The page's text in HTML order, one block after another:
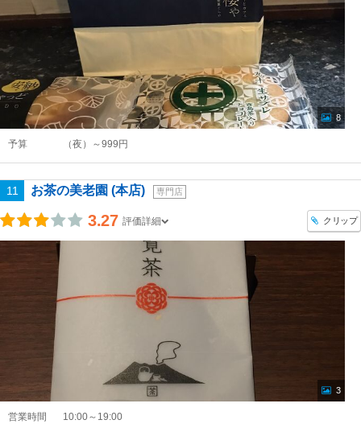
8
予算 （夜）～999円
11 お茶の美老園 (本店) 専門店
3.27 評価詳細 クリップ
3
営業時間 10:00～19:00